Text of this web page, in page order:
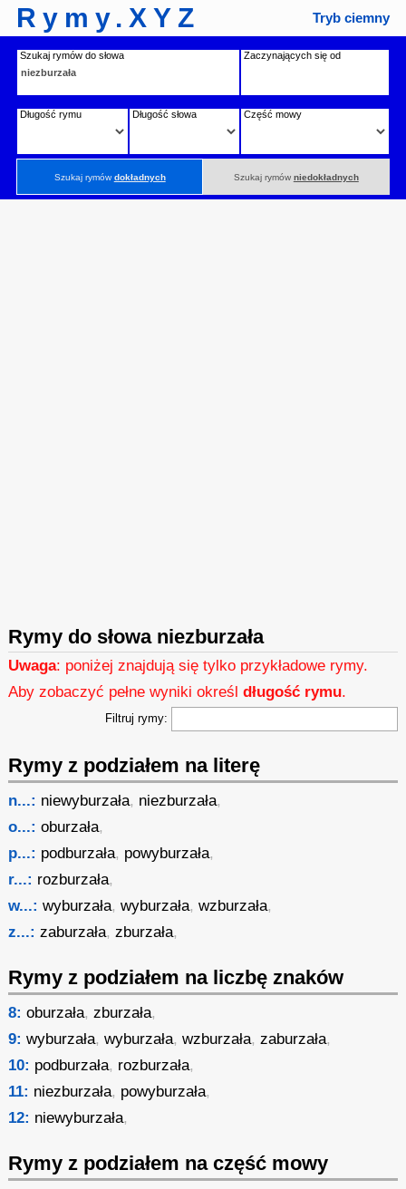
Rymy.XYZ Tryb ciemny
Szukaj rymów do słowa Zaczynających się od
Długość rymu Długość słowa Część mowy
Szukaj rymówdokładnych Szukaj rymów niedokładnych
Rymy do słowa niezburzała
Uwaga: poniżej znajdują się tylko przykładowe rymy.
Aby zobaczyć pełne wyniki określdługość rymu.
Filtruj rymy:
Rymy z podziałem na literę
n...: niewyburzała, niezburzała,
o...: oburzała,
p...: podburzała, powyburzała,
r...: rozburzała,
w...: wyburzała,wyburzała,wzburzała,
z...: zaburzała,zburzała,
Rymy z podziałem na liczbę znaków
8: oburzała,zburzała,
9: wyburzała,wyburzała,wzburzała,zaburzała,
10: podburzała, rozburzała,
11: niezburzała, powyburzała,
12: niewyburzała,
Rymy z podziałem na część mowy